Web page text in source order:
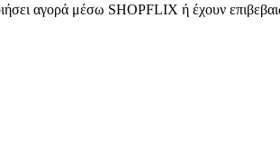
αγορά μέσω SHOPFLIX ή έχουν